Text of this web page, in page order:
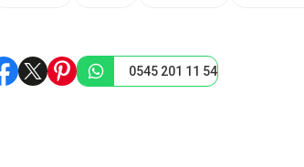
0545 201 11 54